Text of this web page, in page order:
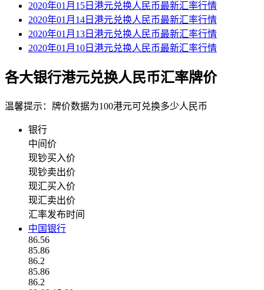
2020年01月15日港元兑换人民币最新汇率行情
2020年01月14日港元兑换人民币最新汇率行情
2020年01月13日港元兑换人民币最新汇率行情
2020年01月10日港元兑换人民币最新汇率行情
各大银行港元兑换人民币汇率牌价
温馨提示：牌价数据为100港元可兑换多少人民币
银行
中间价
现钞买入价
现钞卖出价
现汇买入价
现汇卖出价
汇率发布时间
中国银行
86.56
85.86
86.2
85.86
86.2